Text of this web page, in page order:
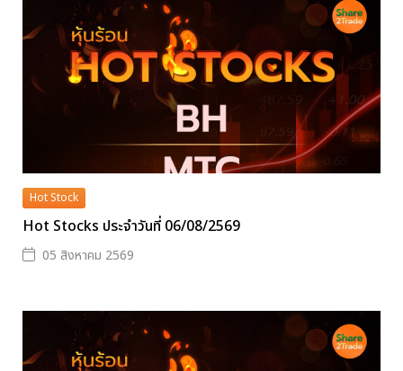
Hot Stock
Hot Stocks ประจำวันที่ 06/08/2569
05 สิงหาคม 2569